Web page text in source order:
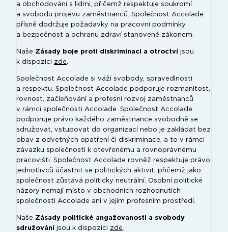
a obchodování s lidmi, přičemž respektuje soukromí
a svobodu projevu zaměstnanců. Společnost Accolade
přísně dodržuje požadavky na pracovní podmínky
a bezpečnost a ochranu zdraví stanovené zákonem.
Naše Zásady boje proti diskriminaci a otroctví jsou
k dispozici zde.
Společnost Accolade si váží svobody, spravedlnosti
a respektu. Společnost Accolade podporuje rozmanitost,
rovnost, začleňování a profesní rozvoj zaměstnanců
v rámci společnosti Accolade. Společnost Accolade
podporuje právo každého zaměstnance svobodně se
sdružovat, vstupovat do organizací nebo je zakládat bez
obav z odvetných opatření či diskriminace, a to v rámci
závazku společnosti k otevřenému a rovnoprávnému
pracovišti. Společnost Accolade rovněž respektuje právo
jednotlivců účastnit se politických aktivit, přičemž jako
společnost zůstává politicky neutrální. Osobní politické
názory nemají místo v obchodních rozhodnutích
společnosti Accolade ani v jejím profesním prostředí.
Naše Zásady politické angažovanosti a svobody
sdružování jsou k dispozici zde.